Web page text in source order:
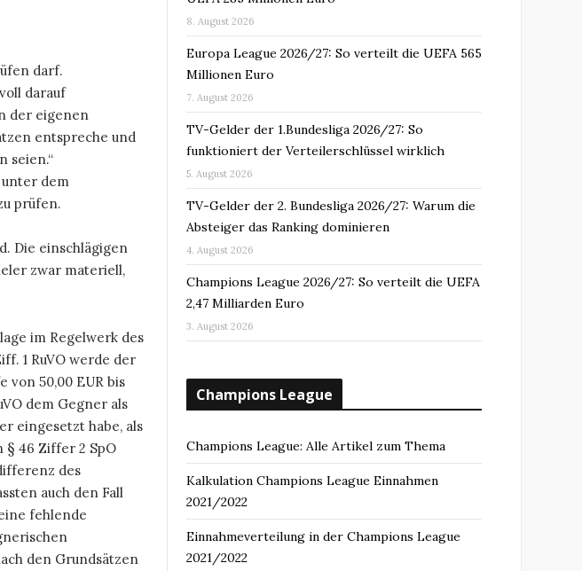
darf.
darauf
der eigenen
entspreche und
seien.“
dem
prüfen.
Die einschlägigen
zwar materiell,
im Regelwerk des
1 RuVO werde der
50,00 EUR bis
dem Gegner als
eingesetzt habe, als
§ 46 Ziffer 2 SpO
des
auch den Fall
fehlende
den Grundsätzen
8. August 2026
Europa League 2026/27: So verteilt die UEFA 565
Millionen Euro
7. August 2026
TV-Gelder der 1.Bundesliga 2026/27: So
funktioniert der Verteilerschlüssel wirklich
5. August 2026
TV-Gelder der 2. Bundesliga 2026/27: Warum die
Absteiger das Ranking dominieren
4. August 2026
Champions League 2026/27: So verteilt die UEFA
2,47 Milliarden Euro
3. August 2026
Champions League
Champions League: Alle Artikel zum Thema
Kalkulation Champions League Einnahmen
2021/2022
Einnahmeverteilung in der Champions League
2021/2022